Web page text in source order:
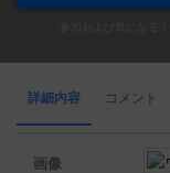
詳細内容 コメント
画像